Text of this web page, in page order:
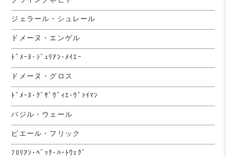
ジェラール・シュレール
ドメーヌ・エンゲル
ﾄﾞﾒｰﾇ･ｼﾞｭﾘｱﾝ･ﾒｲｴｰ
ドメーヌ・グロス
ﾄﾞﾒｰﾇ･ｸﾞｻﾞｳﾞｨｴ･ｳﾞｧｲﾏﾝ
バジル・ウェール
ピエール・フリック
ﾌﾛﾘｱﾝ･ﾍﾞｯｸ･ﾊｰﾄｳｪｸﾞ